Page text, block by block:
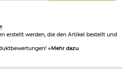
dem Luftgewehr eine
Charakter.
für Sammler und Liebhaber
35 Edition 75 über zahlreiche
Ledergewehrriemen sowie
erstellt werden, die den Artikel bestellt und
»Mehr dazu